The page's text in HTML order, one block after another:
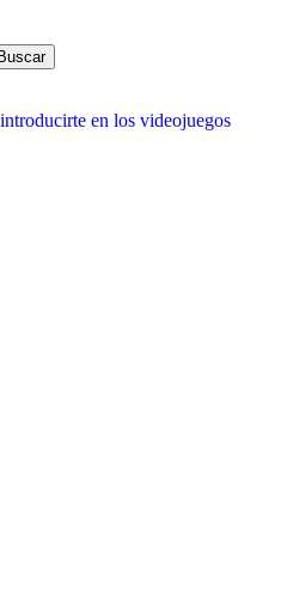
Buscar
en los videojuegos